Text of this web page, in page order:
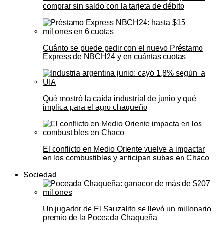
comprar sin saldo con la tarjeta de débito
Cuánto se puede pedir con el nuevo Préstamo
Express de NBCH24 y en cuántas cuotas
Qué mostró la caída industrial de junio y qué
implica para el agro chaqueño
El conflicto en Medio Oriente vuelve a impactar
en los combustibles y anticipan subas en Chaco
Sociedad
Un jugador de El Sauzalito se llevó un millonario
premio de la Poceada Chaqueña